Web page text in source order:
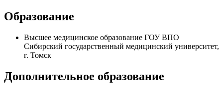
Образование
Высшее медицинское образование ГОУ ВПО
Сибирский государственный медицинский университет,
г. Томск
Дополнительное образование